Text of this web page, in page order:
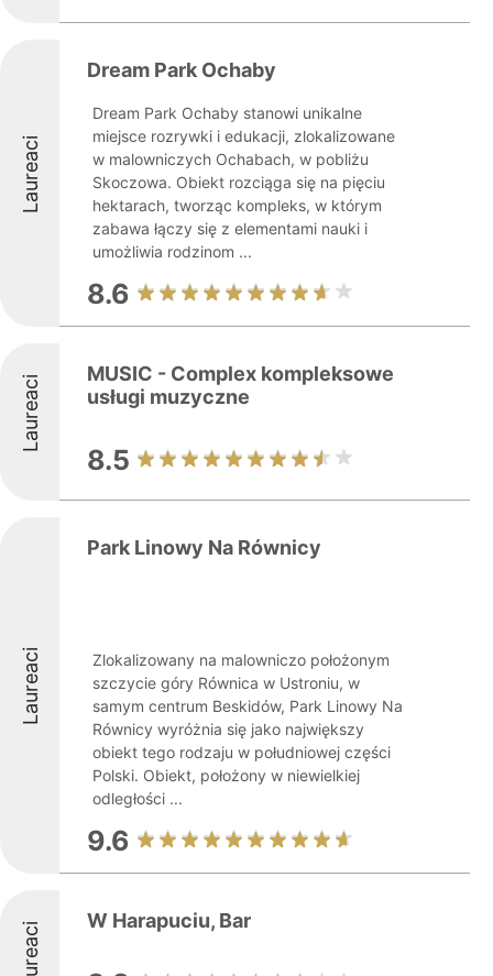
Laureaci
Dream Park Ochaby
Dream Park Ochaby stanowi unikalne
miejsce rozrywki i edukacji, zlokalizowane
w malowniczych Ochabach, w pobliżu
Skoczowa. Obiekt rozciąga się na pięciu
hektarach, tworząc kompleks, w którym
zabawa łączy się z elementami nauki i
umożliwia rodzinom ...
8.6
Laureaci
MUSIC - Complex kompleksowe
usługi muzyczne
8.5
Laureaci
Park Linowy Na Równicy
Zlokalizowany na malowniczo położonym
szczycie góry Równica w Ustroniu, w
samym centrum Beskidów, Park Linowy Na
Równicy wyróżnia się jako największy
obiekt tego rodzaju w południowej części
Polski. Obiekt, położony w niewielkiej
odległości ...
9.6
Laureaci W Harapuciu, Bar